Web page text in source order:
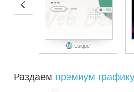
Luique
Раздаем премиум